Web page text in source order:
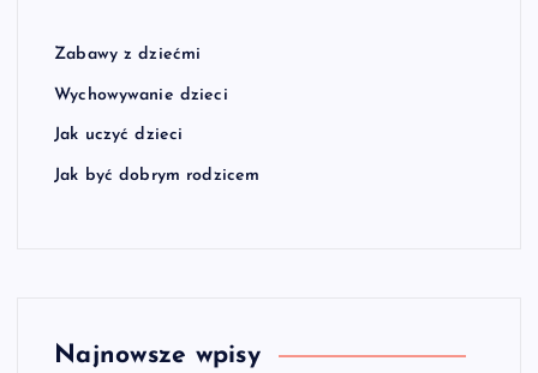
Zabawy z dziećmi
Wychowywanie dzieci
Jak uczyć dzieci
Jak być dobrym rodzicem
Najnowsze wpisy